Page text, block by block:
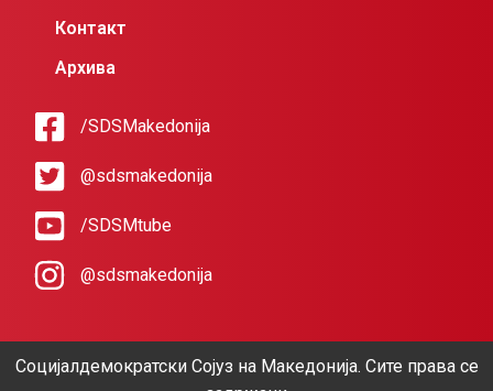
Контакт
Архива
/SDSMakedonija
@sdsmakedonija
/SDSMtube
@sdsmakedonija
Социјалдемократски Сојуз на Македонија. Сите права се